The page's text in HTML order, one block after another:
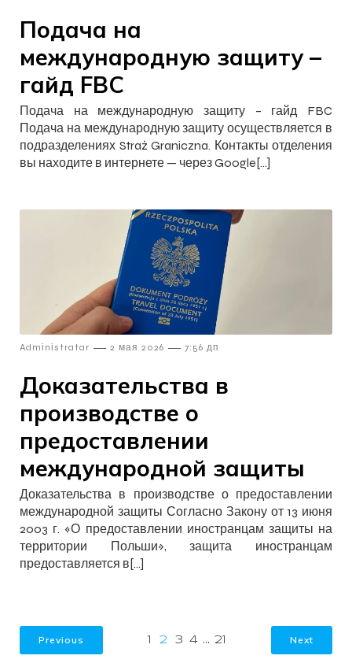
Подача на
международную защиту –
гайд FBC
Подача на международную защиту – гайд FBC
Подача на международную защиту осуществляется в
подразделениях Straż Graniczna. Контакты отделения
вы находите в интернете — через Google[…]
Admіnіstratar — 2 мая 2026 — 7:56 дп
Доказательства в
производстве о
предоставлении
международной защиты
Доказательства в производстве о предоставлении
международной защиты Согласно Закону от 13 июня
2003 г. «О предоставлении иностранцам защиты на
территории Польши», защита иностранцам
предоставляется в[…]
Previous 1 2 3 4 … 21 Next